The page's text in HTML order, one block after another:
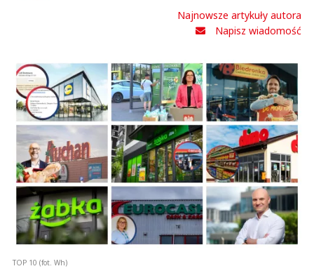
Nie znaleziono komentarzy
Zostaw swoje komentarze
Anuluj
Prześlij komentarz
Najnowsze artykuły autora
Napisz wiadomość
TOP 10 (fot. Wh)